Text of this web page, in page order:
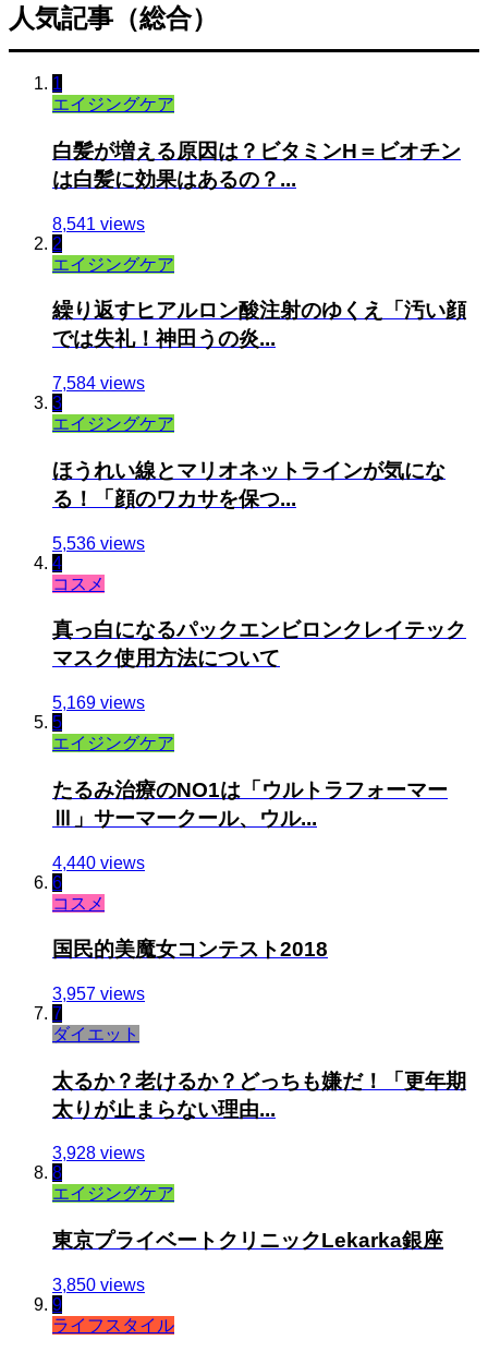
人気記事（総合）
1
エイジングケア
白髪が増える原因は？ビタミンH＝ビオチン
は白髪に効果はあるの？...
8,541 views
2
エイジングケア
繰り返すヒアルロン酸注射のゆくえ「汚い顔
では失礼！神田うの炎...
7,584 views
3
エイジングケア
ほうれい線とマリオネットラインが気にな
る！「顔のワカサを保つ...
5,536 views
4
コスメ
真っ白になるパックエンビロンクレイテック
マスク使用方法について
5,169 views
5
エイジングケア
たるみ治療のNO1は「ウルトラフォーマー
Ⅲ」サーマークール、ウル...
4,440 views
6
コスメ
国民的美魔女コンテスト2018
3,957 views
7
ダイエット
太るか？老けるか？どっちも嫌だ！「更年期
太りが止まらない理由...
3,928 views
8
エイジングケア
東京プライベートクリニックLekarka銀座
3,850 views
9
ライフスタイル